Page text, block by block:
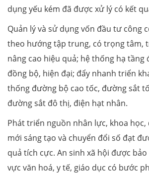
dụng yếu kém đã được xử lý có kết
Quản lý và sử dụng vốn đầu tư công
theo hướng tập trung, có trọng tâm,
nâng cao hiệu quả; hệ thống hạ
đồng bộ, hiện đại; đẩy nhanh triển
thống đường bộ cao tốc, đường sắt
đường sắt đô thị, điện hạt nhân.
Phát triển nguồn nhân lực, khoa học,
mới sáng tạo và chuyển đổi số đạt
quả tích cực. An sinh xã hội được bảo
vực văn hoá, y tế, giáo dục có bước